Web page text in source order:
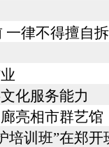
一律不得擅自
化服务能力
亮相市群艺馆
培训班”在郑开